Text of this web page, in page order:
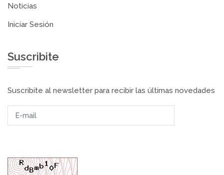
Noticias
Iniciar Sesión
Suscribite
Suscribite al newsletter para recibir las últimas novedades